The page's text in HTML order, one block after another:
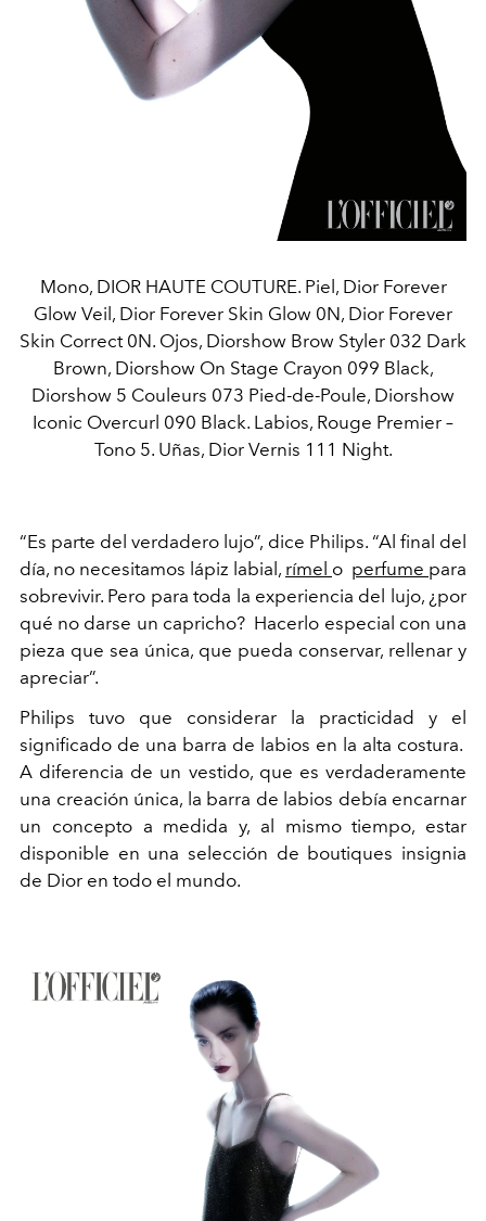
Mono, DIOR HAUTE COUTURE. Piel, Dior Forever
Glow Veil, Dior Forever Skin Glow 0N, Dior Forever
Skin Correct 0N. Ojos, Diorshow Brow Styler 032 Dark
Brown, Diorshow On Stage Crayon 099 Black,
Diorshow 5 Couleurs 073 Pied-de-Poule, Diorshow
Iconic Overcurl 090 Black. Labios, Rouge Premier –
Tono 5. Uñas, Dior Vernis 111 Night.
“Es parte del verdadero lujo”, dice Philips. “Al final del
día, no necesitamos lápiz labial, rímel o perfume para
sobrevivir. Pero para toda la experiencia del lujo, ¿por
qué no darse un capricho? Hacerlo especial con una
pieza que sea única, que pueda conservar, rellenar y
apreciar”.
Philips tuvo que considerar la practicidad y el
significado de una barra de labios en la alta costura.
A diferencia de un vestido, que es verdaderamente
una creación única, la barra de labios debía encarnar
un concepto a medida y, al mismo tiempo, estar
disponible en una selección de boutiques insignia
de Dior en todo el mundo.